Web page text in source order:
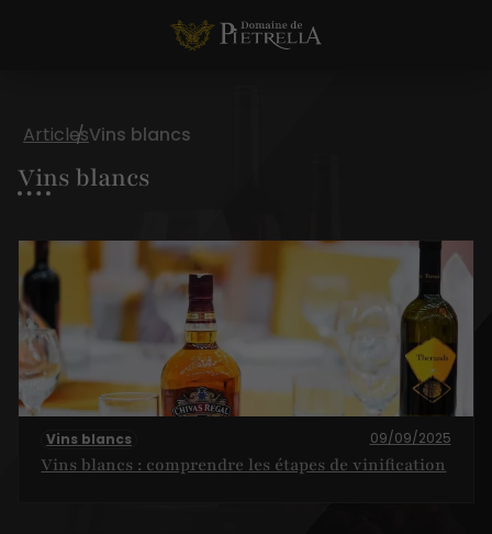
ArticlesVins blancs
Vins blancs
Vins blancs 09/09/2025
Vins blancs : comprendre les étapes de vinification